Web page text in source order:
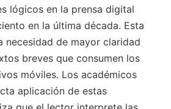
lógicos en la prensa digital
en la última década. Esta
necesidad de mayor claridad
breves que consumen los
móviles. Los académicos
aplicación de estas